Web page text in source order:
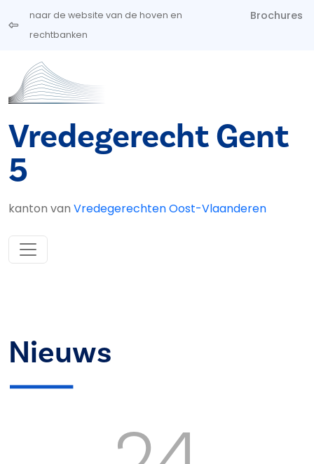
Overslaan en naar de inhoud gaan
naar de website van de hoven en
rechtbanken
Brochures
Vredegerecht Gent
5
kanton van Vredegerechten Oost-Vlaanderen
Nieuws